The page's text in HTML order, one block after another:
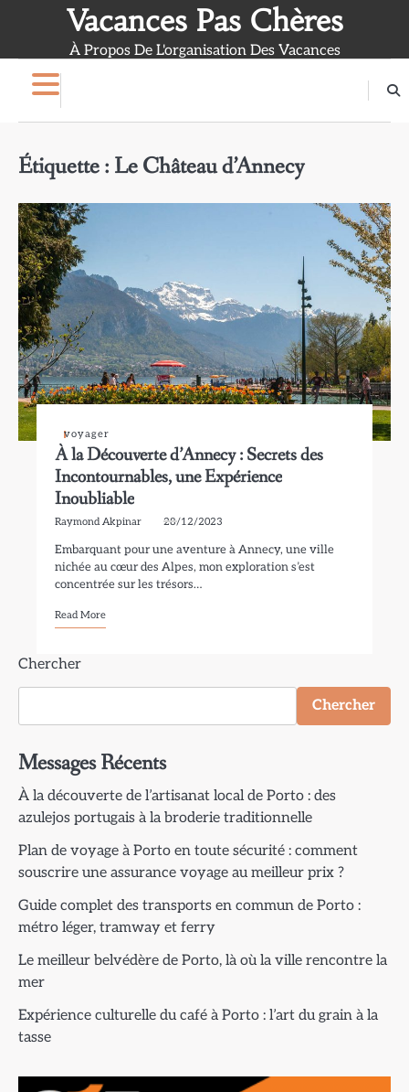
Vacances Pas Chères
À Propos De L'organisation Des Vacances
Étiquette : Le Château d’Annecy
voyager
À la Découverte d’Annecy : Secrets des
Incontournables, une Expérience
Inoubliable
Raymond Akpinar 28/12/2023
Embarquant pour une aventure à Annecy, une ville
nichée au cœur des Alpes, mon exploration s’est
concentrée sur les trésors…
Read More
Chercher
Chercher
Messages Récents
À la découverte de l’artisanat local de Porto : des
azulejos portugais à la broderie traditionnelle
Plan de voyage à Porto en toute sécurité : comment
souscrire une assurance voyage au meilleur prix ?
Guide complet des transports en commun de Porto :
métro léger, tramway et ferry
Le meilleur belvédère de Porto, là où la ville rencontre la
mer
Expérience culturelle du café à Porto : l’art du grain à la
tasse